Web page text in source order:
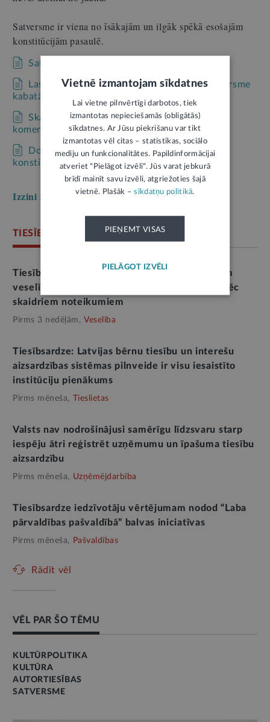
Satversme ir viena no īsākajām un ilgāk spēkā esošajām
konstitūcijām pasaulē.
Satversme ir ērti pieejama
Lasi un dalies ar grāmatas jauniešiem “Satversme
kabatā” e-versiju!
Skaties filmu “Atver Satversmi” ar ekspertu
komentāriem!
Domā par Satversmi: 51 eseja par Latvijas
konstitūciju žurnālā “Jurista Vārds”!
Izzini Satversmi soli pa solim →
TIESĪBSARGA BIROJS
Tiesībsardze: augsta tolerance pret pateicībām
veselības aprūpē liecina par nepieciešamību pēc
skaidriem noteikumiem
Pirms 3 nedēļām, Veselība
Tiesībsardze: Latvijas bērnu tiesību un interešu
aizsardzības sistēmas pilnveide ir visu iesaistīto
institūciju pienākums
Pirms mēneša, Tieslietas
Valsts nav nodrošinājusi samērīgu līdzsvaru starp
iespēju ātri reģistrēt uzņēmumu un īpašuma tiesību
aizsardzību
Pirms mēneša, Uzņēmējdarbība
Tiesībsardze iedzīvotāju vērtējumam nodod “Laba
pārvaldības pašvaldībā” balvas iniciatīvas
Pirms mēneša, Pašvaldības
Rādīt vēl
VĒL PAR ŠO TĒMU
KULTŪRPOLITIKA
KULTŪRA
AUTORTIESĪBAS
SATVERSME
Vietnē izmantojam sīkdatnes
Lai vietne pilnvērtīgi darbotos, tiek
izmantotas nepieciešamās (obligātās)
sīkdatnes. Ar Jūsu piekrišanu var tikt
izmantotas vēl citas – statistikas, sociālo
mediju un funkcionalitātes. Papildinformācijai
atveriet "Pielāgot izvēli". Jūs varat jebkurā
brīdī mainīt savu izvēli, atgriežoties šajā
vietnē. Plašāk –sīkdatņu politikā.
PIEŅEMT VISAS
PIELĀGOT IZVĒLI